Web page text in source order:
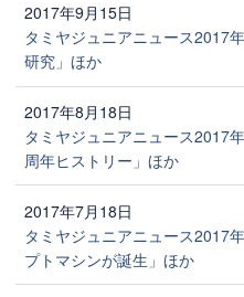
2017年9月15日
タミヤジュニアニュース2017
研究」ほか
2017年8月18日
タミヤジュニアニュース2017
周年ヒストリー」ほか
2017年7月18日
タミヤジュニアニュース2017
プトマシンが誕生」ほか